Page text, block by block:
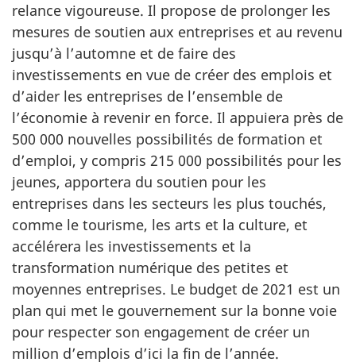
relance vigoureuse. Il propose de prolonger les
mesures de soutien aux entreprises et au revenu
jusqu’à l’automne et de faire des
investissements en vue de créer des emplois et
d’aider les entreprises de l’ensemble de
l’économie à revenir en force. Il appuiera près de
500 000 nouvelles possibilités de formation et
d’emploi, y compris 215 000 possibilités pour les
jeunes, apportera du soutien pour les
entreprises dans les secteurs les plus touchés,
comme le tourisme, les arts et la culture, et
accélérera les investissements et la
transformation numérique des petites et
moyennes entreprises. Le budget de 2021 est un
plan qui met le gouvernement sur la bonne voie
pour respecter son engagement de créer un
million d’emplois d’ici la fin de l’année.